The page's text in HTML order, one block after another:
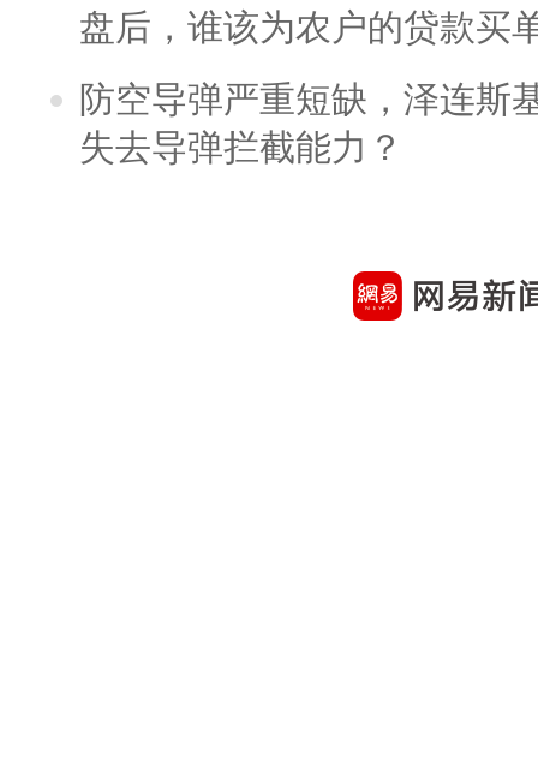
盘后，谁该为农户的贷款买
防空导弹严重短缺，泽连斯
失去导弹拦截能力？